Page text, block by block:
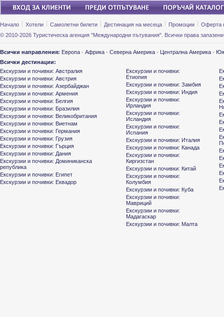
Начало Хотели Самолетни билети Дестинация на месеца Промоции
Оферта
© 2010-2026 Туристическа агенция "Международни пътувания". Всички права
Всички направления: Европа · Африка · Северна Америка · Централна Америка ·
Всички дестинации:
Екскурзии и почивки: Австралия
Екскурзии и почивки: Австрия
Екскурзии и почивки: Азербайджан
Екскурзии и почивки: Армения
Екскурзии и почивки: Белгия
Екскурзии и почивки: Бразилия
Екскурзии и почивки: Великобритания
Екскурзии и почивки: Виетнам
Екскурзии и почивки: Германия
Екскурзии и почивки: Грузия
Екскурзии и почивки: Гърция
Екскурзии и почивки: Дания
Екскурзии и почивки: Доминиканска
република
Екскурзии и почивки: Египет
Екскурзии и почивки: Еквадор
Екскурзии и почивки:
Етиопия
Екскурзии и почивки: Замбия
Екскурзии и почивки: Индия
Екскурзии и почивки:
Ирландия
Екскурзии и почивки:
Исландия
Екскурзии и почивки:
Испания
Екскурзии и почивки: Италия
Екскурзии и почивки: Канада
Екскурзии и почивки:
Киргизстан
Екскурзии и почивки: Китай
Екскурзии и почивки:
Колумбия
Екскурзии и почивки: Куба
Екскурзии и почивки:
Мавриций
Екскурзии и почивки:
Мадагаскар
Екскурзии и почивки: Малта